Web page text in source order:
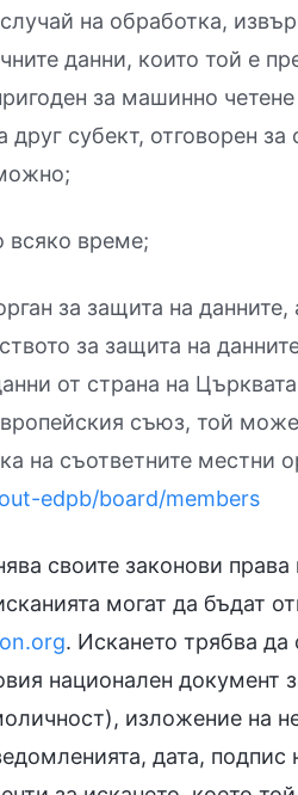
на обработка,
данни, които той е
за машинно
субект, отговорен за
всяко време;
за защита на данните,
за защита на
от страна на
съюз, той
на съответните местни
edpb/board/members
своите законови права
могат да бъдат
. Искането трябва
национален документ
изложение на
дата, подпис